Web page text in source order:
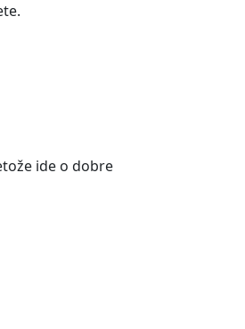
ide o dobre